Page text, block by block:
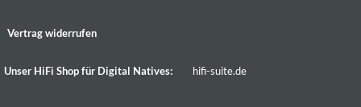
Vertrag widerrufen
Unser HiFi Shop für Digital Natives: hifi-suite.de